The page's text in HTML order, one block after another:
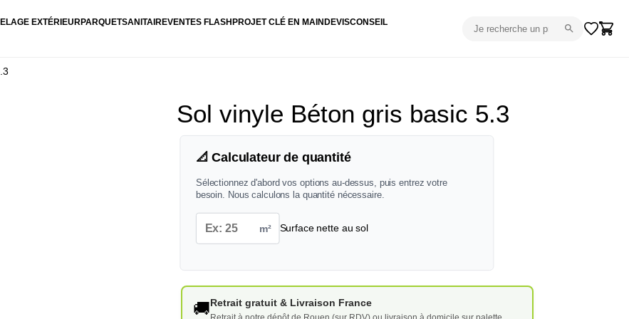
EXTÉRIEURPARQUETSANITAIREVENTES FLASH PROJET CLÉ EN MAIN DEVISCONSEIL
Sol vinyle Béton gris basic 5.3
📐 Calculateur de quantité
Sélectionnez d'abord vos options au-dessus, puis entrez votre
besoin. Nous calculons la quantité nécessaire.
m² Surface nette au sol
🚚Retrait gratuit & Livraison France